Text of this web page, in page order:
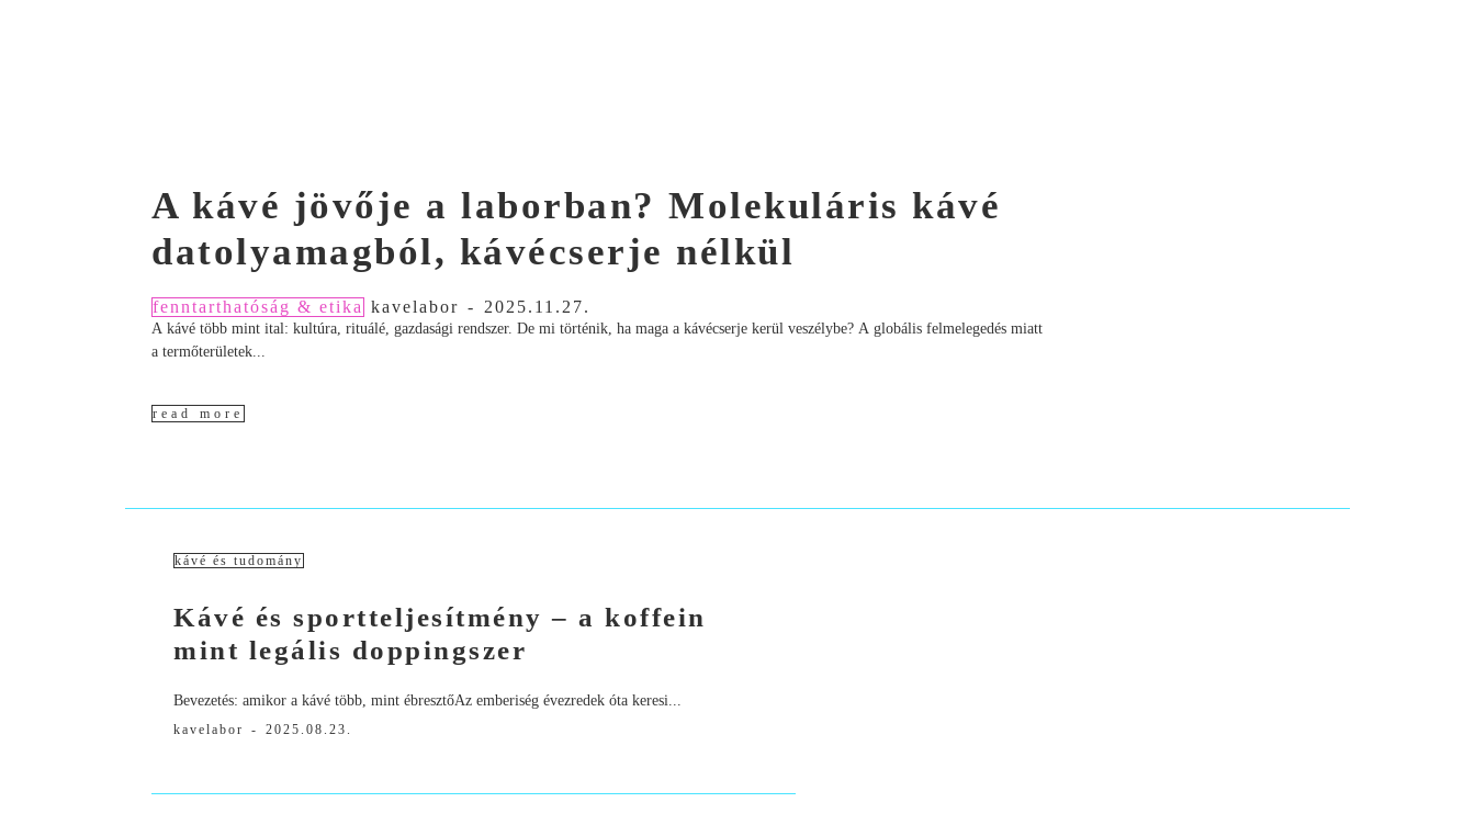
A kávé jövője a laborban? Molekuláris kávé
datolyamagból, kávécserje nélkül
fenntarthatóság & etika kavelabor - 2025.11.27.
A kávé több mint ital: kultúra, rituálé, gazdasági rendszer. De mi történik, ha maga a kávécserje kerül veszélybe? A globális felmelegedés miatt
a termőterületek...
read more
kávé és tudomány
Kávé és sportteljesítmény – a koffein
mint legális doppingszer
Bevezetés: amikor a kávé több, mint ébresztőAz emberiség évezredek óta keresi...
kavelabor - 2025.08.23.